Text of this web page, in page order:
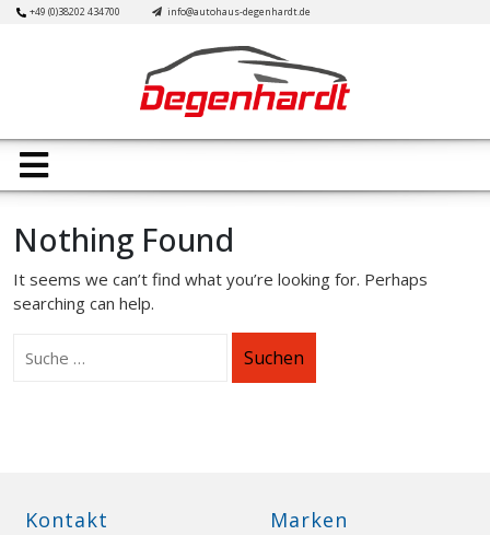
Skip+49 (0)38202 434700 info@autohaus-degenhardt.de
Open
Nothing Found
It seems we can’t find what you’re looking for. Perhaps
searching can help.
Suchen
Kontakt Marken